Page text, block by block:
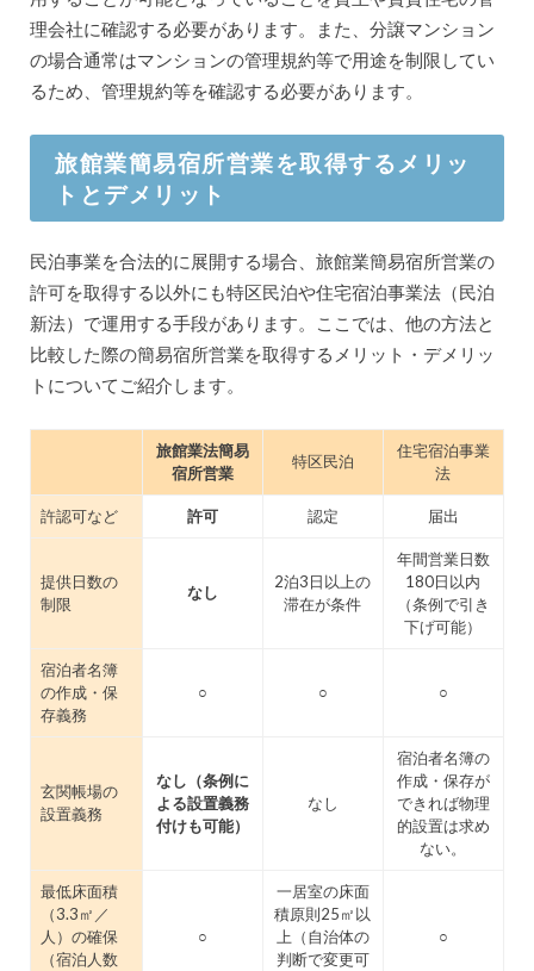
理会社に確認する必要があります。また、分譲マンション
の場合通常はマンションの管理規約等で用途を制限してい
るため、管理規約等を確認する必要があります。
旅館業簡易宿所営業を取得するメリッ
トとデメリット
民泊事業を合法的に展開する場合、旅館業簡易宿所営業の
許可を取得する以外にも特区民泊や住宅宿泊事業法（民泊
新法）で運用する手段があります。ここでは、他の方法と
比較した際の簡易宿所営業を取得するメリット・デメリッ
トについてご紹介します。
旅館業法簡易
宿所営業
特区民泊
住宅宿泊事業
法
許認可など 許可 認定 届出
提供日数の
制限
なし
2泊3日以上の
滞在が条件
年間営業日数
180日以内
（条例で引き
下げ可能）
宿泊者名簿
の作成・保
存義務
○ ○ ○
玄関帳場の
設置義務
なし（条例に
よる設置義務
付けも可能）
なし
宿泊者名簿の
作成・保存が
できれば物理
的設置は求め
ない。
最低床面積
（3.3㎡／
人）の確保
（宿泊人数
○
一居室の床面
積原則25㎡以
上（自治体の
判断で変更可
○